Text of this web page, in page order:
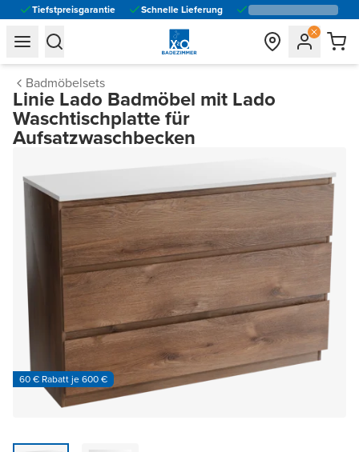
Tiefstpreisgarantie Schnelle Lieferung
general.navigation.toggle_menu.label
general.navigation.toggle_menu.label
Badmöbelsets
Linie Lado Badmöbel mit Lado
Waschtischplatte für
Aufsatzwaschbecken
60 € Rabatt je 600 €